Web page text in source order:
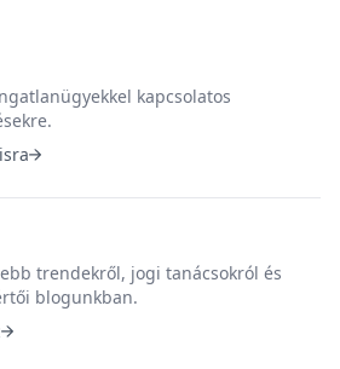
kapcsolatos
trendekről, jogi tanácsokról és
blogunkban.